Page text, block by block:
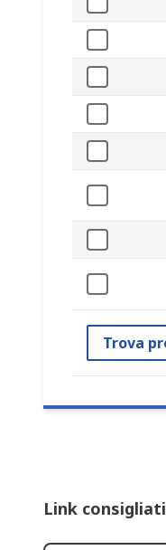
Trova
Link consigliati